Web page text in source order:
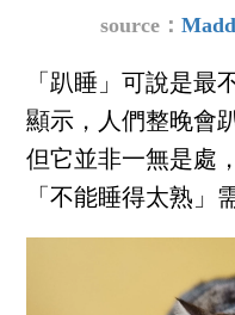
source：
「趴睡」可說是最
顯示，人們整晚會
但它並非一無是處
「不能睡得太熟」